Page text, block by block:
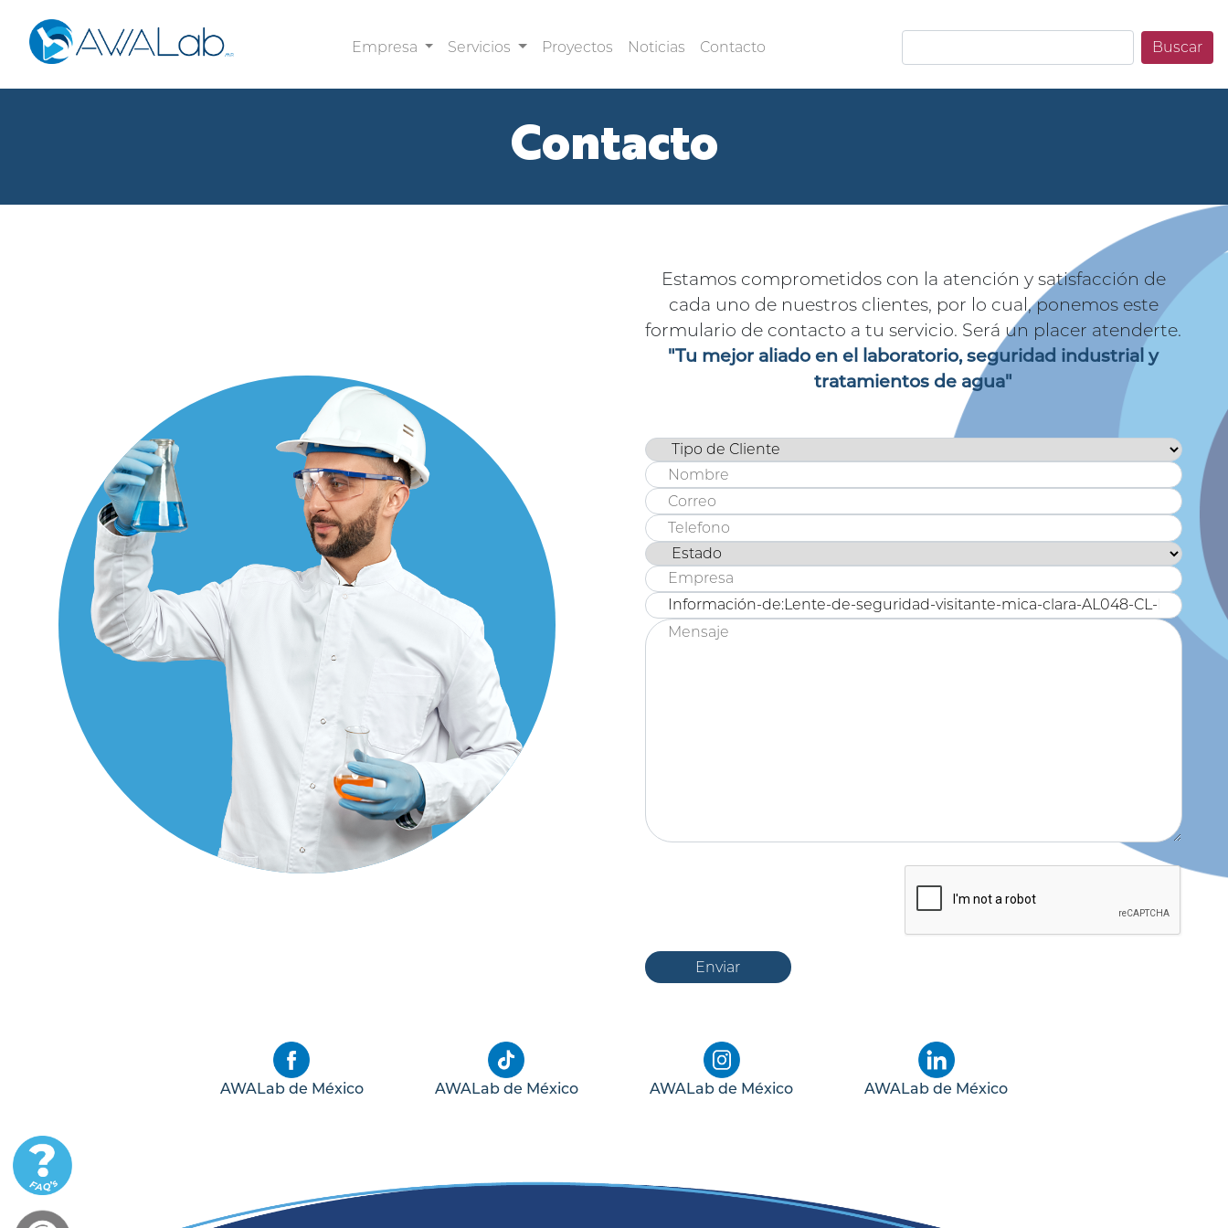
Empresa Servicios Proyectos Noticias Contacto Buscar
Contacto
Estamos comprometidos con la atención y satisfacción de
cada uno de nuestros clientes, por lo cual, ponemos este
formulario de contacto a tu servicio. Será un placer atenderte.
"Tu mejor aliado en el laboratorio, seguridad industrial y
tratamientos de agua"
Enviar
AWALab de México AWALab de México AWALab de México AWALab de México